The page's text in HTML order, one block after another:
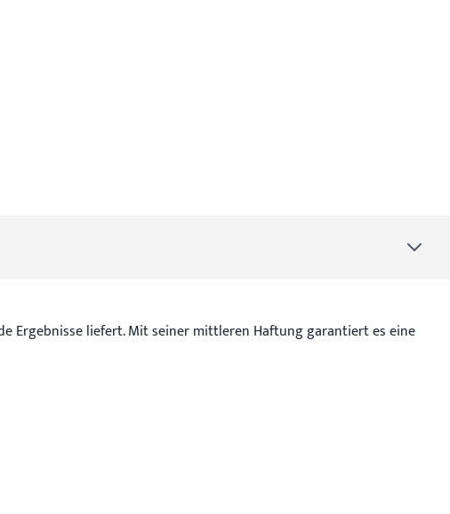
Ergebnisse liefert. Mit seiner mittleren Haftung garantiert es eine